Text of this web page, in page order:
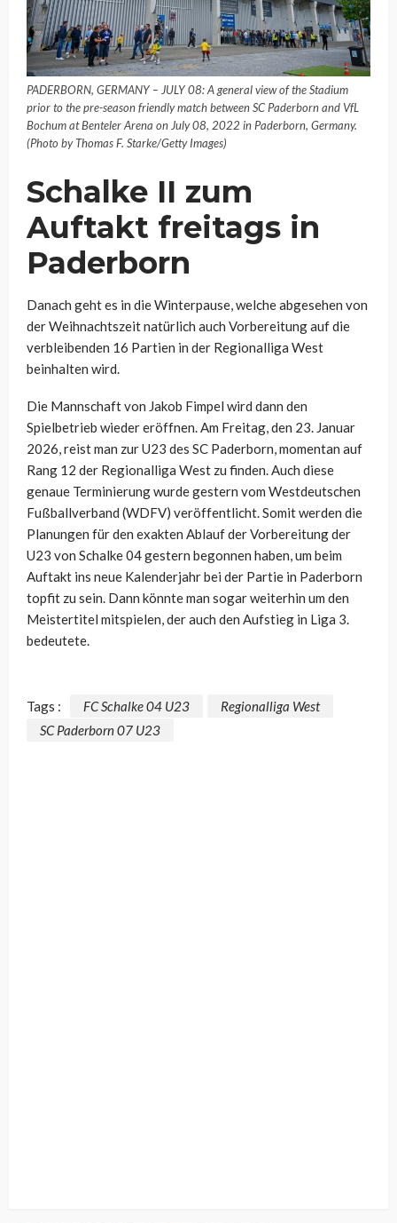
PADERBORN, GERMANY – JULY 08: A general view of the Stadium
prior to the pre-season friendly match between SC Paderborn and VfL
Bochum at Benteler Arena on July 08, 2022 in Paderborn, Germany.
(Photo by Thomas F. Starke/Getty Images)
Schalke II zum
Auftakt freitags in
Paderborn
Danach geht es in die Winterpause, welche abgesehen von
der Weihnachtszeit natürlich auch Vorbereitung auf die
verbleibenden 16 Partien in der Regionalliga West
beinhalten wird.
Die Mannschaft von Jakob Fimpel wird dann den
Spielbetrieb wieder eröffnen. Am Freitag, den 23. Januar
2026, reist man zur U23 des SC Paderborn, momentan auf
Rang 12 der Regionalliga West zu finden. Auch diese
genaue Terminierung wurde gestern vom Westdeutschen
Fußballverband (WDFV) veröffentlicht. Somit werden die
Planungen für den exakten Ablauf der Vorbereitung der
U23 von Schalke 04 gestern begonnen haben, um beim
Auftakt ins neue Kalenderjahr bei der Partie in Paderborn
topfit zu sein. Dann könnte man sogar weiterhin um den
Meistertitel mitspielen, der auch den Aufstieg in Liga 3.
bedeutete.
Tags : FC Schalke 04 U23
Regionalliga West
SC Paderborn 07 U23